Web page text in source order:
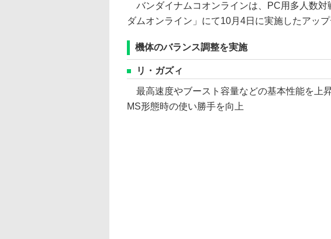
バンダイナムコオンラインは、PC用多人数対
ダムオンライン」にて10月4日に実施したアッ
機体のバランス調整を実施
リ・ガズィ
最高速度やブースト容量などの基本性能を上昇
MS形態時の使い勝手を向上